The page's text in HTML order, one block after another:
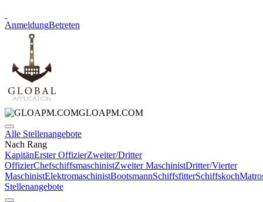
AnmeldungBetreten
GLOAPM.COM
Alle Stellenangebote
Nach Rang
KapitänErster OffizierZweiter/Dritter
OffizierChefschiffsmaschinistZweiter MaschinistDritter/Vierter
MaschinistElektromaschinistBootsmannSchiffsfitterSchiffskoch
Stellenangebote